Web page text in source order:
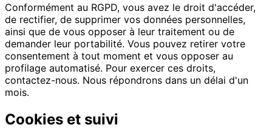
Conformément au RGPD, vous avez le droit d'accéder,
de rectifier, de supprimer vos données personnelles,
ainsi que de vous opposer à leur traitement ou de
demander leur portabilité. Vous pouvez retirer votre
consentement à tout moment et vous opposer au
profilage automatisé. Pour exercer ces droits,
contactez-nous. Nous répondrons dans un délai d'un
mois.
Cookies et suivi